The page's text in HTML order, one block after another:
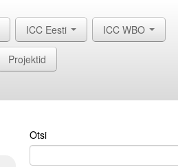
ICC Eesti ICC WBO
Projektid
Otsi